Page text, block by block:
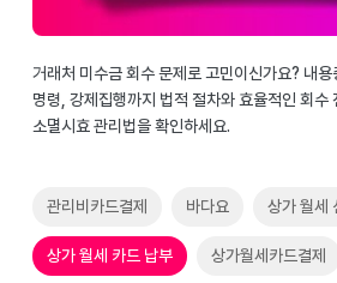
거래처 미수금 회수 문제로 고민이신가요? 내
명령, 강제집행까지 법적 절차와 효율적인 회수
소멸시효 관리법을 확인하세요.
관리비카드결제 바다요 상가 월세
상가 월세 카드 납부 상가월세카드결제